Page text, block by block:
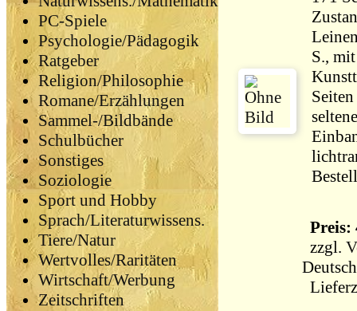
PC-Spiele
Psychologie/Pädagogik
Ratgeber
Religion/Philosophie
Romane/Erzählungen
Sammel-/Bildbände
Schulbücher
Sonstiges
Soziologie
Sport und Hobby
Sprach/Literaturwissens.
Tiere/Natur
Wertvolles/Raritäten
Wirtschaft/Werbung
Zeitschriften
S.,
Preis:
zzgl.